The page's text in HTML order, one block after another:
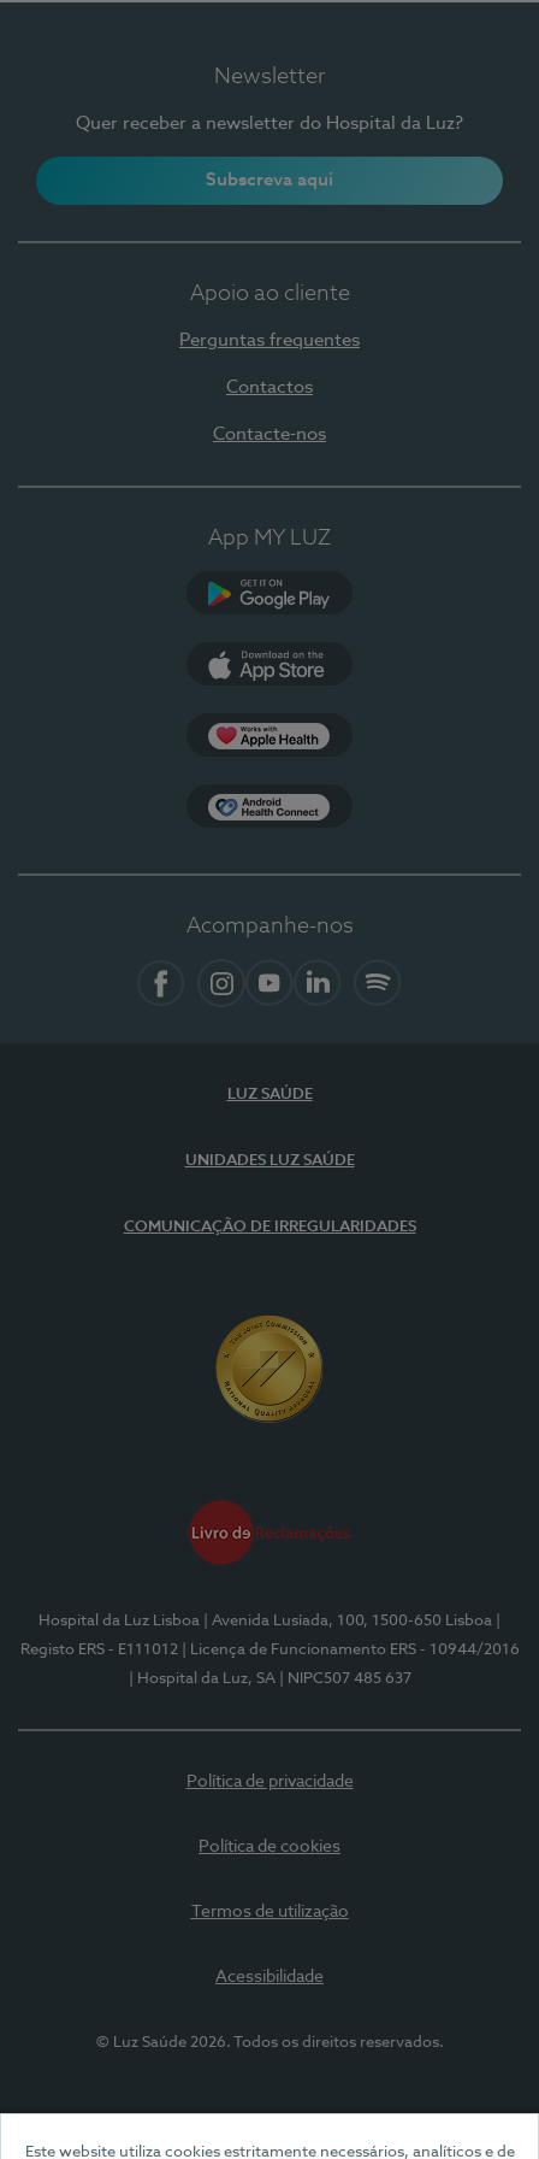
Este website utiliza cookies estritamente necessários, analíticos e de
Newsletter
Quer receber a newsletter do Hospital da Luz?
Subscreva aqui
Apoio ao cliente
Perguntas frequentes
Contactos
Contacte-nos
App MY LUZ
Acompanhe-nos
LUZ SAÚDE
UNIDADES LUZ SAÚDE
COMUNICAÇÃO DE IRREGULARIDADES
Hospital da Luz Lisboa | Avenida Lusíada, 100, 1500-650 Lisboa
Registo ERS - E111012
| Licença de Funcionamento ERS - 10944/2016
| Hospital da Luz, SA
| NIPC507 485 637
Política de privacidade
Política de cookies
Termos de utilização
Acessibilidade
© Luz Saúde 2026. Todos os direitos reservados.